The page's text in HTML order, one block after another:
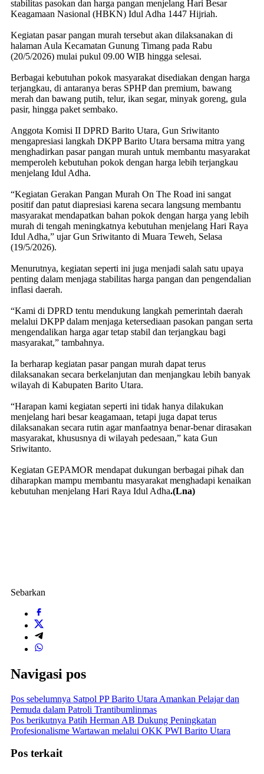
stabilitas pasokan dan harga pangan menjelang Hari Besar
Keagamaan Nasional (HBKN) Idul Adha 1447 Hijriah.
Kegiatan pasar pangan murah tersebut akan dilaksanakan di
halaman Aula Kecamatan Gunung Timang pada Rabu
(20/5/2026) mulai pukul 09.00 WIB hingga selesai.
Berbagai kebutuhan pokok masyarakat disediakan dengan harga
terjangkau, di antaranya beras SPHP dan premium, bawang
merah dan bawang putih, telur, ikan segar, minyak goreng, gula
pasir, hingga paket sembako.
Anggota Komisi II DPRD Barito Utara, Gun Sriwitanto
mengapresiasi langkah DKPP Barito Utara bersama mitra yang
menghadirkan pasar pangan murah untuk membantu masyarakat
memperoleh kebutuhan pokok dengan harga lebih terjangkau
menjelang Idul Adha.
“Kegiatan Gerakan Pangan Murah On The Road ini sangat
positif dan patut diapresiasi karena secara langsung membantu
masyarakat mendapatkan bahan pokok dengan harga yang lebih
murah di tengah meningkatnya kebutuhan menjelang Hari Raya
Idul Adha,” ujar Gun Sriwitanto di Muara Teweh, Selasa
(19/5/2026).
Menurutnya, kegiatan seperti ini juga menjadi salah satu upaya
penting dalam menjaga stabilitas harga pangan dan pengendalian
inflasi daerah.
“Kami di DPRD tentu mendukung langkah pemerintah daerah
melalui DKPP dalam menjaga ketersediaan pasokan pangan serta
mengendalikan harga agar tetap stabil dan terjangkau bagi
masyarakat,” tambahnya.
Ia berharap kegiatan pasar pangan murah dapat terus
dilaksanakan secara berkelanjutan dan menjangkau lebih banyak
wilayah di Kabupaten Barito Utara.
“Harapan kami kegiatan seperti ini tidak hanya dilakukan
menjelang hari besar keagamaan, tetapi juga dapat terus
dilaksanakan secara rutin agar manfaatnya benar-benar dirasakan
masyarakat, khususnya di wilayah pedesaan,” kata Gun
Sriwitanto.
Kegiatan GEPAMOR mendapat dukungan berbagai pihak dan
diharapkan mampu membantu masyarakat menghadapi kenaikan
kebutuhan menjelang Hari Raya Idul Adha.(Lna)
Sebarkan
Navigasi pos
Pos sebelumnya Satpol PP Barito Utara Amankan Pelajar dan
Pemuda dalam Patroli Trantibumlinmas
Pos berikutnya Patih Herman AB Dukung Peningkatan
Profesionalisme Wartawan melalui OKK PWI Barito Utara
Pos terkait